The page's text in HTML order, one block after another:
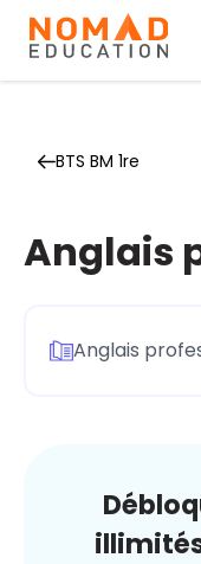
BTS BM 1re
Anglais
Anglais